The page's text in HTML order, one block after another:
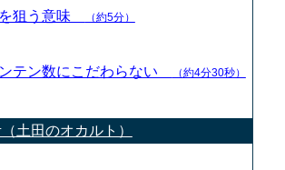
狙う意味 （約5分）
テン数にこだわらない （約4分30秒）
土田のオカルト）